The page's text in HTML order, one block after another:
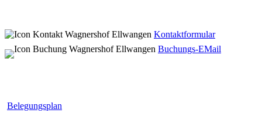
Kontaktformular
Buchungs-EMail
Belegungsplan